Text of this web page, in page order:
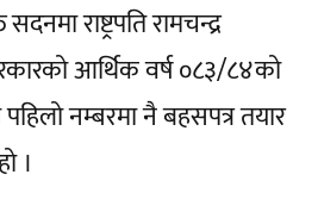
राष्ट्रपति रामचन्द्र
आर्थिक वर्ष ०८३/८४को
नम्बरमा नै बहसपत्र तयार
।